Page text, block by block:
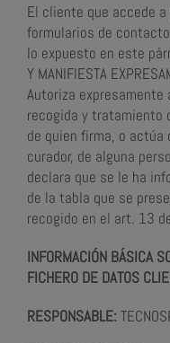
El cliente que accede
formularios de
lo expuesto en este
Y MANIFIESTA
Autoriza expresamente
recogida y tratamiento
de quien firma, o
curador, de alguna
declara que se le ha
de la tabla que se
recogido en el art. 13
INFORMACIÓN BÁSICA
FICHERO DE DATOS
RESPONSABLE: